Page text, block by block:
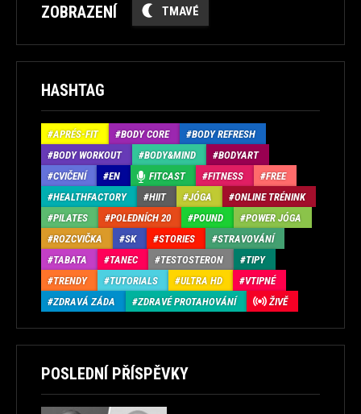
ZOBRAZENÍ TMAVÉ
HASHTAG
APRÉS-FIT BODY CORE
BODY REFRESH
BODY WORKOUT
BODY&MIND
BODYART
CVIČENÍ
EN FITCAST FITNESS
FREE
HEALTHFACTORY
HIIT JÓGA
ONLINE TRÉNINK
PILATES
POLEDNÍCH 20 POUND
POWER JÓGA
ROZCVIČKA
SK STORIES
STRAVOVÁNÍ
TABATA
TANEC TESTOSTERON
TIPY
TRENDY
TUTORIALS ULTRA HD
VTIPNÉ
ZDRAVÁ ZÁDA
ZDRAVÉ PROTAHOVÁNÍ ŽIVĚ
POSLEDNÍ PŘÍSPĚVKY